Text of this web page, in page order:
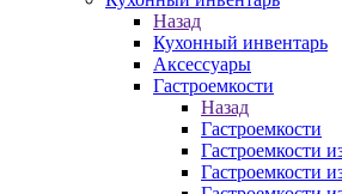
Назад
Кухонный инвентарь
Аксессуары
Гастроемкости
Назад
Гастроемкости
Гастроемкости
Гастроемкости